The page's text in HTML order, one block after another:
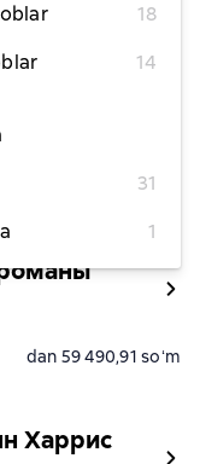
18
14
31
1
dan 44 945,45 soʻm
сказки
dan 63 854,55 soʻm
dan 59 490,91 soʻm
Харрис